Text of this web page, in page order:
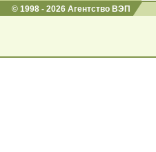
© 1998 - 2026 Агентство ВЭП